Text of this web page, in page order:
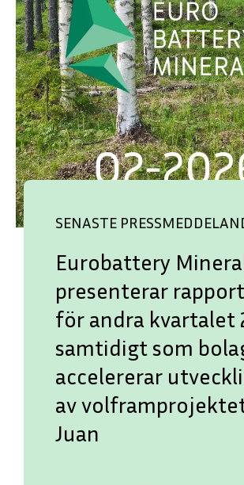
ENGLISH
SENASTE
Eurobattery
presenterar
för andra kvartalet
samtidigt som
accelererar
av
Juan